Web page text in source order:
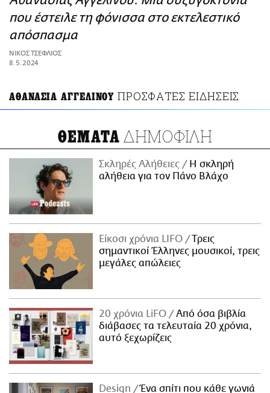
ΑΜΠΑ
PRINT
που έστειλε τη φόνισσα στο εκτελεστικό
απόσπασμα
ΝΙΚΟΣ ΤΣΕΦΛΙΟΣ
8.5.2024
ΑΘΑΝΑΣΙΑ ΑΓΓΕΛΙΝΟΥ ΠΡΟΣΦΑΤΕΣ ΕΙΔΗΣΕΙΣ
ΘΕΜΑΤΑ ΔΗΜΟΦΙΛΗ
Σκληρές Αλήθειες
H σκληρή
αλήθεια για τον Πάνο Βλάχο
Είκοσι χρόνια LIFO
Tρεις
σημαντικοί Έλληνες μουσικοί, τρεις
μεγάλες απώλειες
20 χρόνια LiFO
Από όσα βιβλία
διάβασες τα τελευταία 20 χρόνια,
αυτό ξεχωρίζεις
Design
Ένα σπίτι που κάθε γωνιά